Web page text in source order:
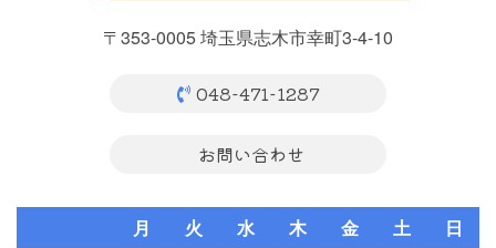
〒353-0005 埼玉県志木市幸町3-4-10
048-471-1287
お問い合わせ
月 火 水 木 金 土
日